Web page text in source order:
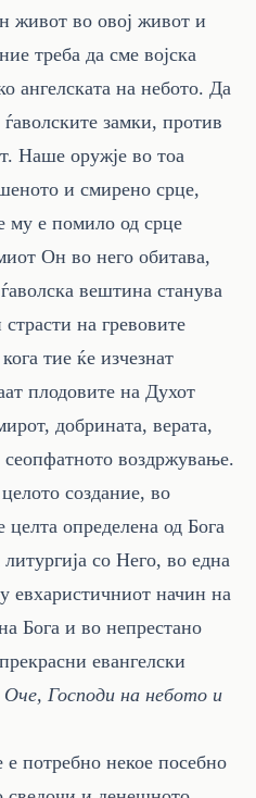
живот во овој живот и
треба да сме војска
ангелската на небото. Да
замки, против
Наше оружје во тоа
и смирено срце,
му е помило од срце
Он во него обитава,
вештина станува
на гревовите
тие ќе изчезнат
плодовите на Духот
добрината, верата,
воздржување.
создание, во
определена од Бога
со Него, во една
евхаристичниот начин на
Бога и во непрестано
евангелски
Оче, Господи на небото и
потребно некое посебно